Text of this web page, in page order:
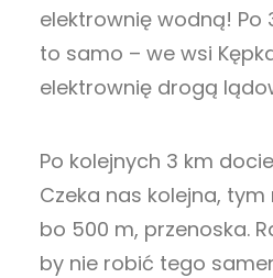
elektrownię wodną! Po
to samo – we wsi
elektrownię drogą
Po kolejnych 3 km
Czeka nas kolejna, tym
bo 500 m, przenoska.
by nie robić tego